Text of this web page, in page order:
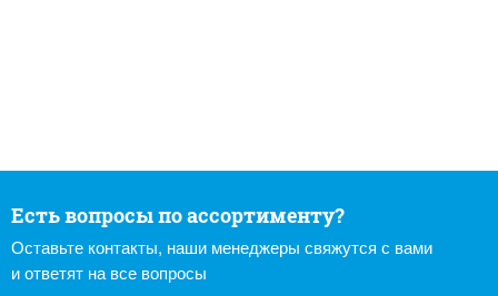
Есть вопросы по ассортименту?
Оставьте контакты, наши менеджеры свяжутся с вами
и ответят на все вопросы